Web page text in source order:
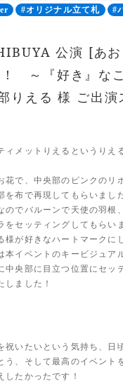
#オリジナル立て札
#
公演 [あ
～『好き』な
りえる 様 ご出演
ィメットりえるというりえ
花で、中央部のピンクのリ
を布で再現してもらいまし
のでバルーンで天使の羽根
をセッティングしてもらい
様が好きなハートマークに
本イベントのキービジュア
中央部に目立つ位置にセッ
しました！
祝いたいという気持ち、日
う、そして最高のイベント
したかったです！